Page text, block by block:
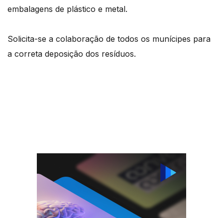
embalagens de plástico e metal.
Solicita-se a colaboração de todos os munícipes para
a correta deposição dos resíduos.